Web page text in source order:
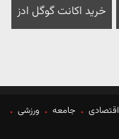
خرید اکانت گوگل ادز
اقتصادی جامعه
ورزشی